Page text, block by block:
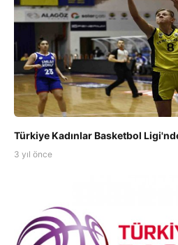
Türkiye Kadınlar Basketbol
3 yıl önce